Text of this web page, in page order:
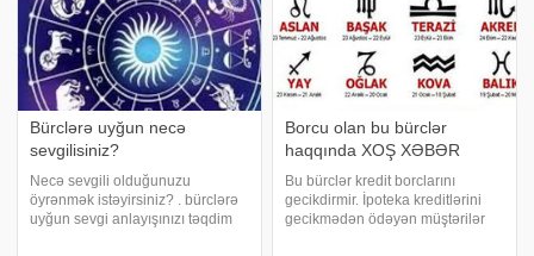
Bürclərə uyğun necə
sevgilisiniz?
Necə sevgili olduğunuzu
öyrənmək istəyirsiniz? . bürclərə
uyğun sevgi anlayışınızı təqdim
Borcu olan bu bürclər
haqqında XOŞ XƏBƏR
Bu bürclər kredit borclarını
gecikdirmir. İpoteka kreditlərini
gecikmədən ödəyən müştərilər